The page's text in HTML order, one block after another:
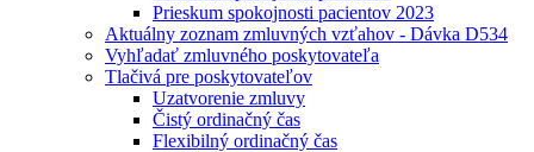
Prieskum spokojnosti pacientov 2023
Aktuálny zoznam zmluvných vzťahov - Dávka D534
Vyhľadať zmluvného poskytovateľa
Tlačivá pre poskytovateľov
Uzatvorenie zmluvy
Čistý ordinačný čas
Flexibilný ordinačný čas